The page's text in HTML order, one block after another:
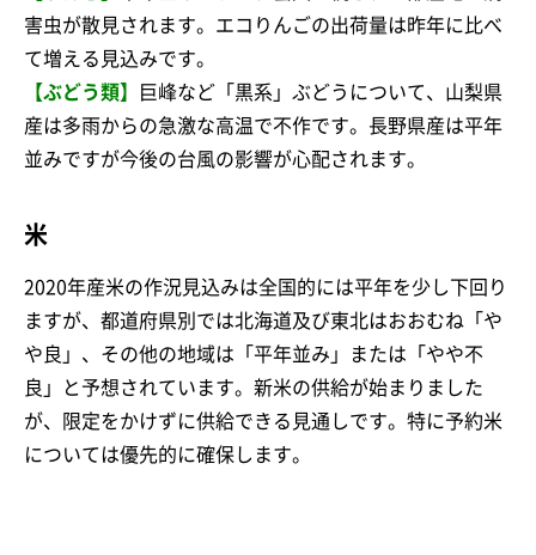
害虫が散見されます。エコりんごの出荷量は昨年に比べ
て増える見込みです。
【ぶどう類】
巨峰など「黒系」ぶどうについて、山梨県
産は多雨からの急激な高温で不作です。長野県産は平年
並みですが今後の台風の影響が心配されます。
米
2020年産米の作況見込みは全国的には平年を少し下回り
ますが、都道府県別では北海道及び東北はおおむね「や
や良」、その他の地域は「平年並み」または「やや不
良」と予想されています。新米の供給が始まりました
が、限定をかけずに供給できる見通しです。特に予約米
については優先的に確保します。